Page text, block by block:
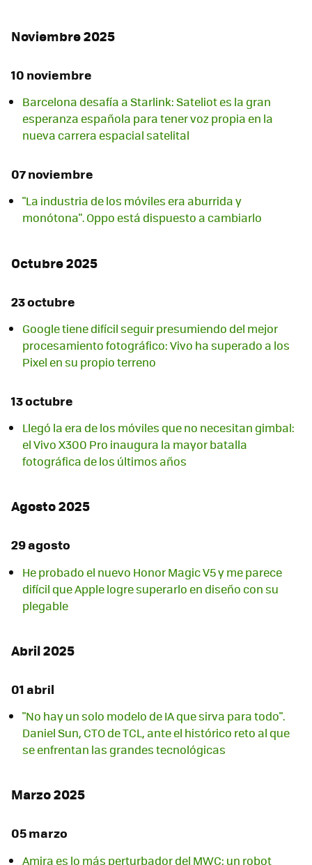
Noviembre 2025
10 noviembre
Barcelona desafía a Starlink: Sateliot es la gran
esperanza española para tener voz propia en la
nueva carrera espacial satelital
07 noviembre
"La industria de los móviles era aburrida y
monótona". Oppo está dispuesto a cambiarlo
Octubre 2025
23 octubre
Google tiene difícil seguir presumiendo del mejor
procesamiento fotográfico: Vivo ha superado a los
Pixel en su propio terreno
13 octubre
Llegó la era de los móviles que no necesitan gimbal:
el Vivo X300 Pro inaugura la mayor batalla
fotográfica de los últimos años
Agosto 2025
29 agosto
He probado el nuevo Honor Magic V5 y me parece
difícil que Apple logre superarlo en diseño con su
plegable
Abril 2025
01 abril
"No hay un solo modelo de IA que sirva para todo".
Daniel Sun, CTO de TCL, ante el histórico reto al que
se enfrentan las grandes tecnológicas
Marzo 2025
05 marzo
Amira es lo más perturbador del MWC: un robot